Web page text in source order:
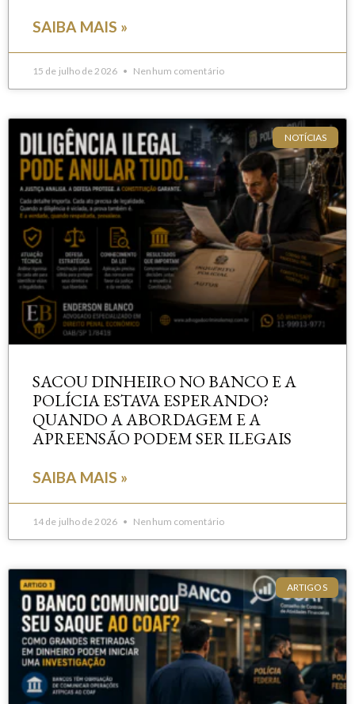
SAIBA MAIS »
15 de julho de 2026 Nenhum comentário
NOTÍCIAS
SACOU DINHEIRO NO BANCO E A
POLÍCIA ESTAVA ESPERANDO?
QUANDO A ABORDAGEM E A
APREENSÃO PODEM SER ILEGAIS
SAIBA MAIS »
14 de julho de 2026 Nenhum comentário
ARTIGOS